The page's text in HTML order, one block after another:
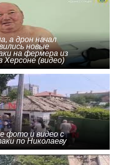
а дрон начал
новые
на фермера из
(видео)
фото и видео с
по Николаеву